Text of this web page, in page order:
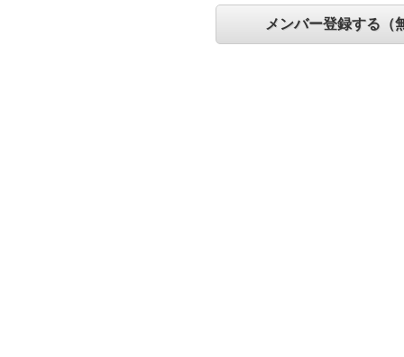
メンバー登録する（